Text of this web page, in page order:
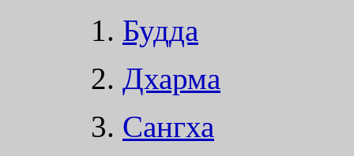
1. Будда
2. Дхарма
3. Сангха